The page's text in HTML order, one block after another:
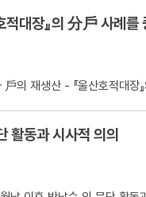
대장』의 分戶 사례를
의 재생산 - 『울산호적대장
활동과 시사적 의의